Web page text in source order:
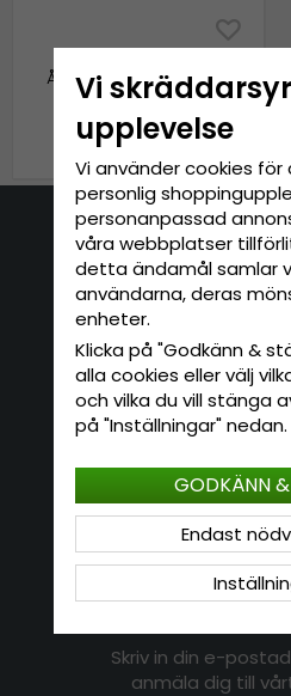
Åseda Winter Hat (beige)
249 kr
E-mail:
Kundservice
Kontakt
Jag vill göra en retur
Köpvillkor
Logga in
Skriv in din e-
anmäla dig till
Vi
upplevelse
Vi använder cookies
personlig
personanpassad
våra webbplatser
detta ändamål samlar
användarna, deras
enheter.
Klicka på "Godkänn &
alla cookies eller välj
och vilka du vill stänga
på "Inställningar" nedan.
Endast
GODKÄNN